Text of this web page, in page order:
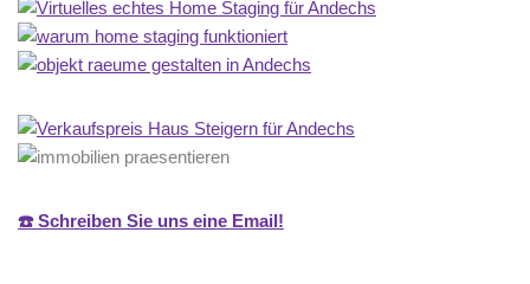
☎️ Schreiben Sie uns eine Email!